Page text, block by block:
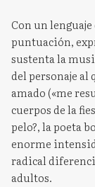
Con un
puntuación,
sustenta la
del personaje al
amado («me
cuerpos de la
pelo?, la poeta
enorme
radical
adultos.